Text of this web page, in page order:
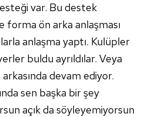
var. Bu destek
forma ön arka anlaşması
anlaşma yaptı. Kulüpler
buldu ayrıldılar. Veya
devam ediyor.
sen başka bir şey
açık da söyleyemiyorsun